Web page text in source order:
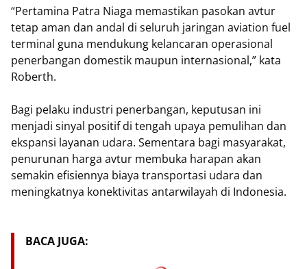
“Pertamina Patra Niaga memastikan pasokan avtur
tetap aman dan andal di seluruh jaringan aviation fuel
terminal guna mendukung kelancaran operasional
penerbangan domestik maupun internasional,” kata
Roberth.
Bagi pelaku industri penerbangan, keputusan ini
menjadi sinyal positif di tengah upaya pemulihan dan
ekspansi layanan udara. Sementara bagi masyarakat,
penurunan harga avtur membuka harapan akan
semakin efisiennya biaya transportasi udara dan
meningkatnya konektivitas antarwilayah di Indonesia.
BACA JUGA: